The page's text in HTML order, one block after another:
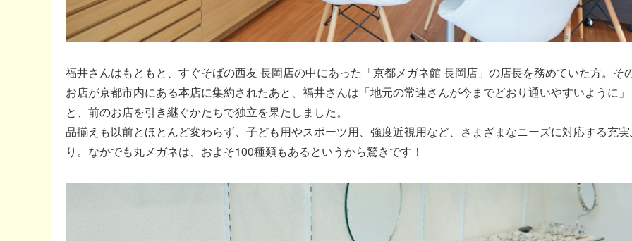
福井さんはもともと、すぐそばの西友 長岡店の中にあった「京都メガネ館 長岡店」の店長を務めていた方。そ
お店が京都市内にある本店に集約されたあと、福井さんは「地元の常連さんが今までどおり通いやすいように」
と、前のお店を引き継ぐかたちで独立を果たしました。
品揃えも以前とほとんど変わらず、子ども用やスポーツ用、強度近視用など、さまざまなニーズに対応する充
り。なかでも丸メガネは、およそ100種類もあるというから驚きです！